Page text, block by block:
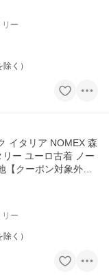
ー
く）
イタリア NOMEX 森
ー ユーロ古着 ノー
【クーポン対象外】
ー
く）